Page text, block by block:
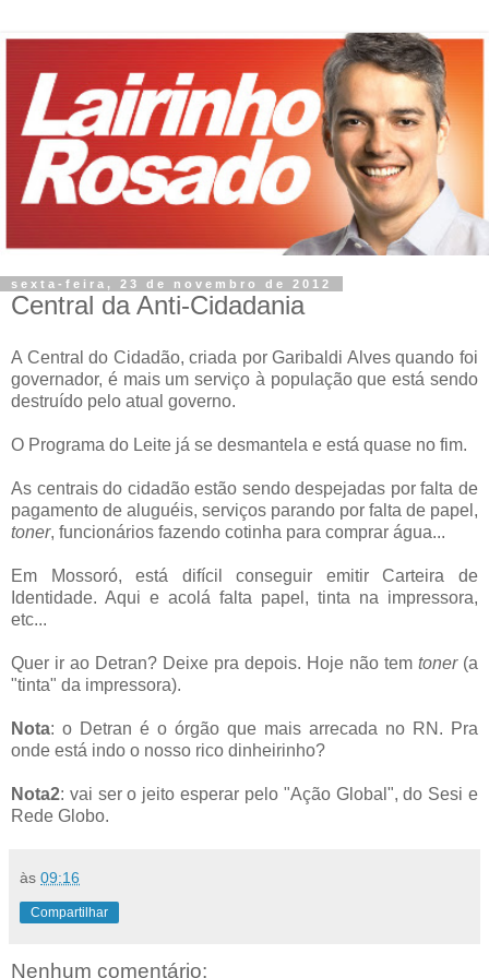
sexta-feira, 23 de novembro de 2012
Central da Anti-Cidadania
A Central do Cidadão, criada por Garibaldi Alves quando foi
governador, é mais um serviço à população que está sendo
destruído pelo atual governo.
O Programa do Leite já se desmantela e está quase no fim.
As centrais do cidadão estão sendo despejadas por falta de
pagamento de aluguéis, serviços parando por falta de papel,
toner, funcionários fazendo cotinha para comprar água...
Em Mossoró, está difícil conseguir emitir Carteira de
Identidade. Aqui e acolá falta papel, tinta na impressora,
etc...
Quer ir ao Detran? Deixe pra depois. Hoje não tem toner(a
"tinta" da impressora).
Nota: o Detran é o órgão que mais arrecada no RN. Pra
onde está indo o nosso rico dinheirinho?
Nota2: vai ser o jeito esperar pelo "Ação Global", do Sesi e
Rede Globo.
às 09:16
Compartilhar
Nenhum comentário: